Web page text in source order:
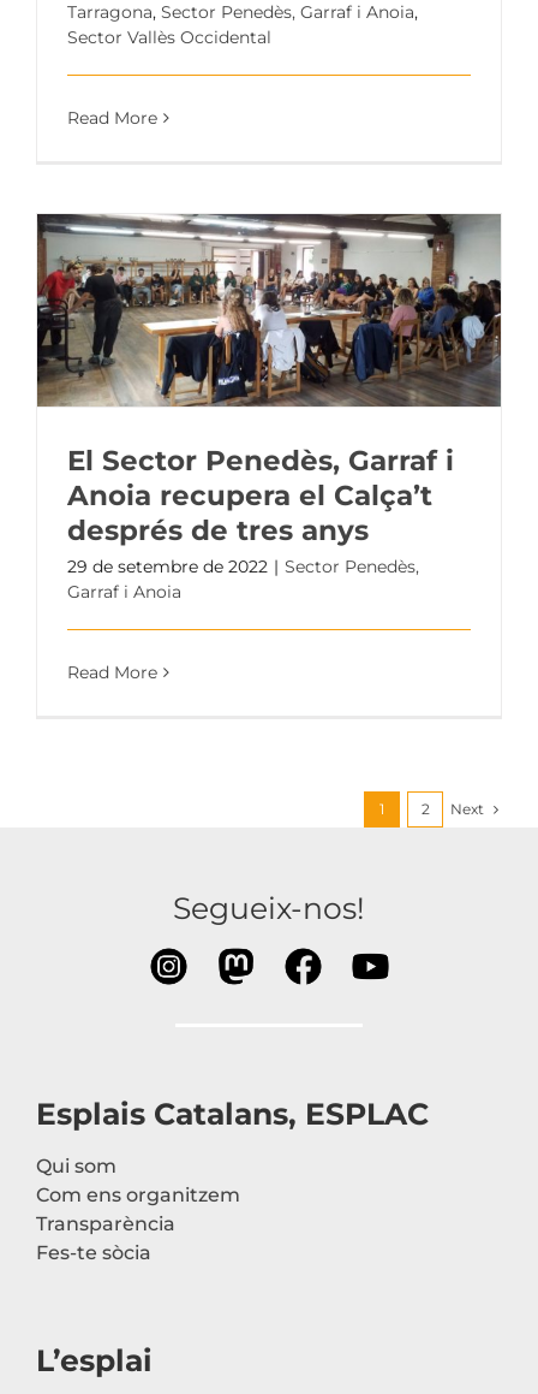
Tarragona, Sector Penedès, Garraf i Anoia,
Sector Vallès Occidental
Read More
El Sector Penedès, Garraf i
Anoia recupera el Calça’t
després de tres anys
29 de setembre de 2022 | Sector Penedès,
Garraf i Anoia
Read More
1 2 Next
Segueix-nos!
Esplais Catalans, ESPLAC
Qui som
Com ens organitzem
Transparència
Fes-te sòcia
L’esplai